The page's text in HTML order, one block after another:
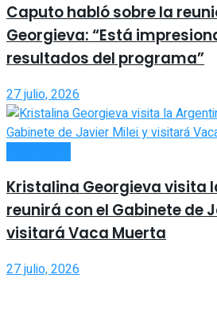
Caputo habló sobre la
Georgieva: “Está
resultados del programa”
27 julio, 2026
Kristalina Georgieva visita
reunirá con el Gabinete de
visitará Vaca Muerta
27 julio, 2026